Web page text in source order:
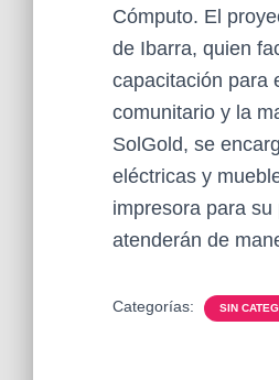
Cómputo. El
de Ibarra, quien
capacitación para
comunitario y la
SolGold, se
eléctricas y
impresora para
atenderán de
Categorías: SIN